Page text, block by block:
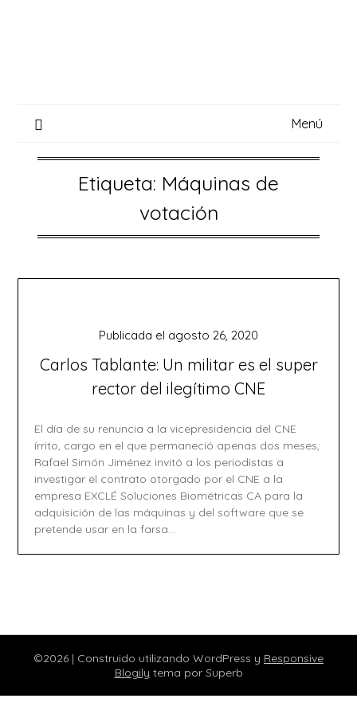
Menú
Etiqueta: Máquinas de
votación
Carlos Tablante: Un militar es el super
rector del ilegítimo CNE
Publicada el agosto 26, 2020
El día de su renuncia a la vicepresidencia del CNE
írrito, cargo en el que permaneció apenas dos meses,
Rafael Simón Jiménez invitó a los periodistas a
investigar el contrato otorgado por el CNE a la
empresa EXCLÉ Soluciones Biométricas CA para la
adquisición de las máquinas y del software que se
pretende usar en la farsa…
©2026 | Construido utilizando WordPress y Responsive
Blogily tema por Superb